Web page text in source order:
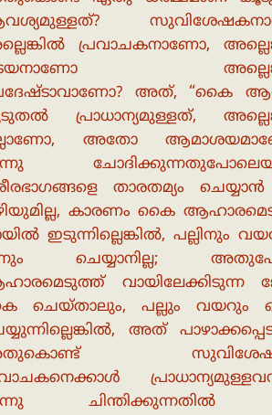
പ്രവാചകനാണോ,
അത്, “കൈ
പ്രാധാന്യമുള്ളത്,
അതോ
താരതമ്യം
കാരണം കൈ
ഇടുന്നില്ലെങ്കിൽ, പല്ലിനും
ചെയ്യാനില്ല;
വായിലേക്കിടുന്ന
ചെയ്താലും, പല്ലും വയറും
അത്
ചിന്തിക്കുന്നതിൽ